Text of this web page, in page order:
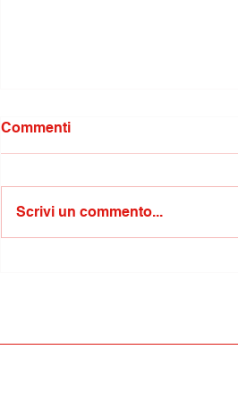
Commenti
Scrivi un commento...